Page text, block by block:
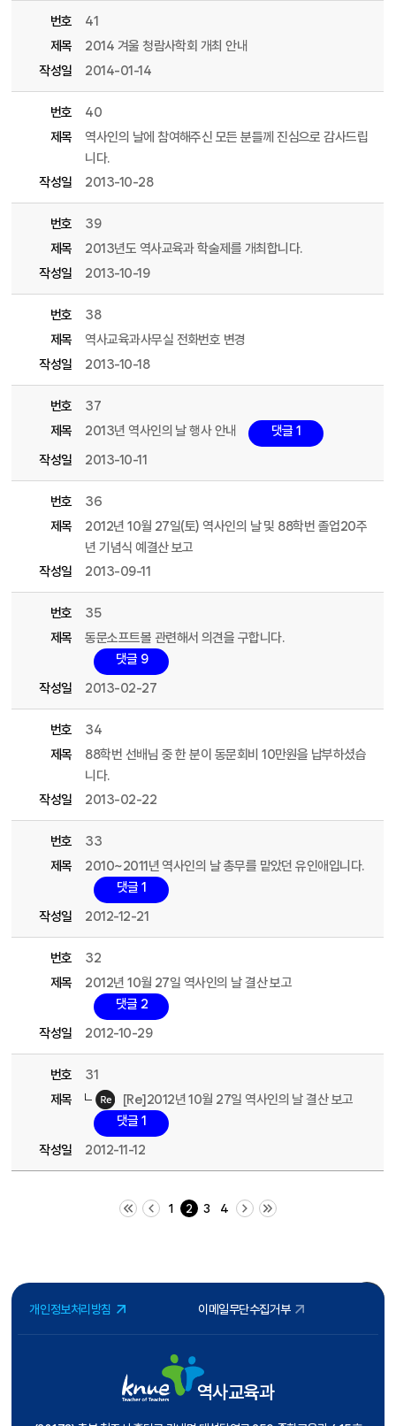
번호
41
제목
2014 겨울 청람사학회 개최 안내
작성일
2014-01-14
번호
40
제목
역사인의 날에 참여해주신 모든 분들께 진심으로 감사드립
니다.
작성일
2013-10-28
번호
39
제목
2013년도 역사교육과 학술제를 개최합니다.
작성일
2013-10-19
번호
38
제목
역사교육과사무실 전화번호 변경
작성일
2013-10-18
번호
37
제목
2013년 역사인의 날 행사 안내
댓글 1
작성일
2013-10-11
번호
36
제목
2012년 10월 27일(토) 역사인의 날 및 88학번 졸업20주
년 기념식 예결산 보고
작성일
2013-09-11
번호
35
제목
동문소프트볼 관련해서 의견을 구합니다.
댓글 9
작성일
2013-02-27
번호
34
제목
88학번 선배님 중 한 분이 동문회비 10만원을 납부하셨습
니다.
작성일
2013-02-22
번호
33
제목
2010~2011년 역사인의 날 총무를 맡았던 유인애입니다.
댓글 1
작성일
2012-12-21
번호
32
제목
2012년 10월 27일 역사인의 날 결산 보고
댓글 2
작성일
2012-10-29
번호
31
제목
[Re]2012년 10월 27일 역사인의 날 결산 보고
댓글 1
작성일
2012-11-12
처음 페이지 이전 10 페이지
1 2 3 4
다음 10 페이지 끝 페이지
개인정보처리방침 이메일무단수집거부
역사교육과